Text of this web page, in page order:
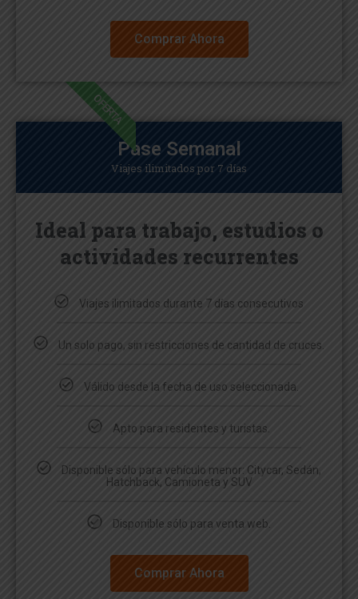
Comprar Ahora
OFERTA
Pase Semanal
Viajes ilimitados por 7 días
Ideal para trabajo, estudios o
actividades recurrentes
Viajes ilimitados durante 7 días consecutivos
Un solo pago, sin restricciones de cantidad de cruces.
Válido desde la fecha de uso seleccionada.
Apto para residentes y turistas.
Disponible sólo para vehículo menor: Citycar, Sedán,
Hatchback, Camioneta y SUV
Disponible sólo para venta web.
Comprar Ahora